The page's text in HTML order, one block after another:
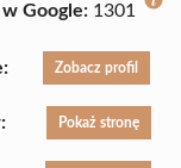
Google: 1301
Zobacz profil
Pokaż stronę